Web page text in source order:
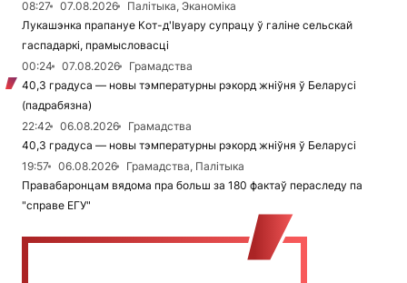
08:27 07.08.2026
Палітыка, Эканоміка
Лукашэнка прапануе Кот-д'Івуару супрацу ў галіне сельскай
гаспадаркі, прамысловасці
00:24
07.08.2026
Грамадства
40,3 градуса — новы тэмпературны рэкорд жніўня ў Беларусі
(падрабязна)
22:42
06.08.2026
Грамадства
40,3 градуса — новы тэмпературны рэкорд жніўня ў Беларусі
19:57
06.08.2026
Грамадства, Палітыка
Правабаронцам вядома пра больш за 180 фактаў пераследу па
"справе ЕГУ"